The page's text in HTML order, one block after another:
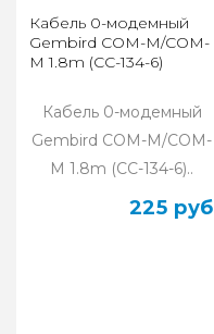
Кабель 0-модемный
Gembird COM-M/COM-
M 1.8m (CC-134-6)
Кабель 0-модемный
Gembird COM-M/COM-
M 1.8m (CC-134-6)..
225 руб